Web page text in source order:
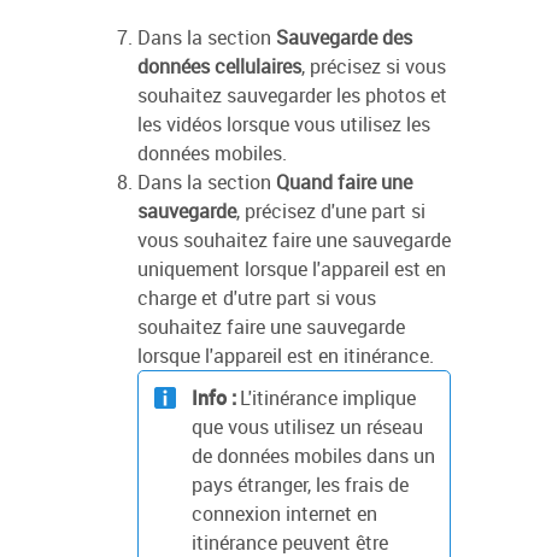
Dans la section Sauvegarde des
données cellulaires, précisez si vous
souhaitez sauvegarder les photos et
les vidéos lorsque vous utilisez les
données mobiles.
Dans la section Quand faire une
sauvegarde, précisez d'une part si
vous souhaitez faire une sauvegarde
uniquement lorsque l'appareil est en
charge et d'utre part si vous
souhaitez faire une sauvegarde
lorsque l'appareil est en itinérance.
Info :L'itinérance implique
que vous utilisez un réseau
de données mobiles dans un
pays étranger, les frais de
connexion internet en
itinérance peuvent être